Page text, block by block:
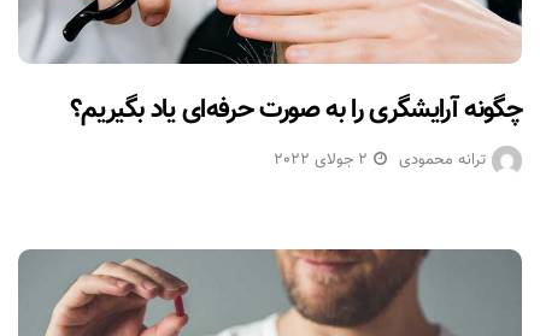
چگونه آرایشگری را به صورت حرفه‌ای یاد بگیریم؟
ترانه محمودی 2 جولای 2022